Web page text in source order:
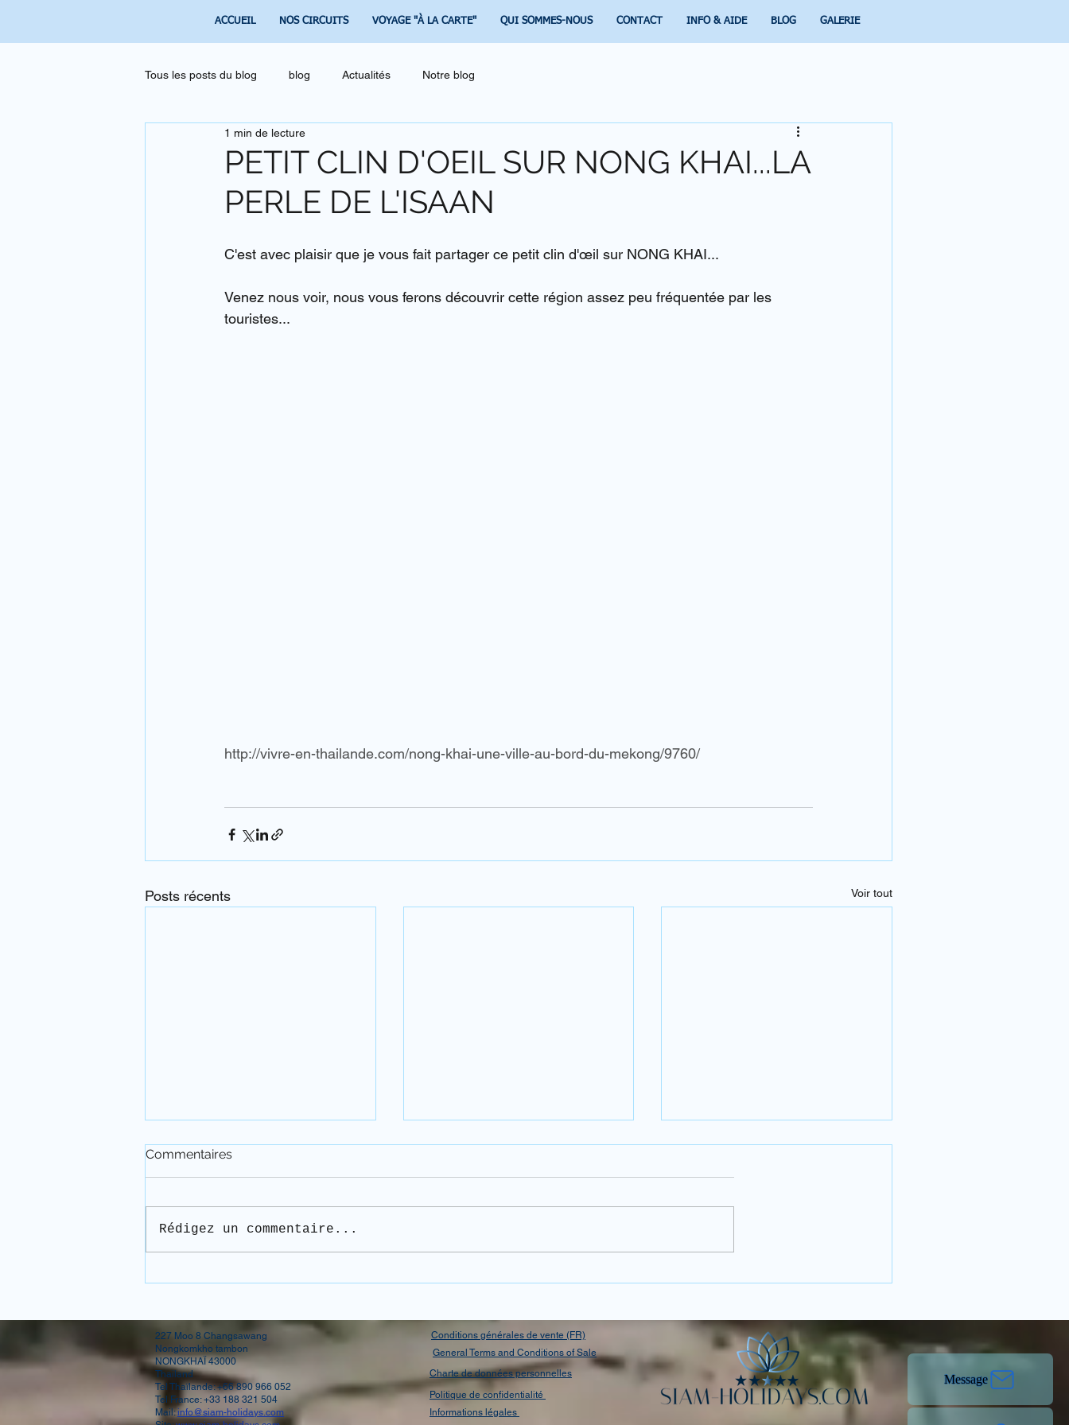
ACCUEIL NOS CIRCUITS VOYAGE "À LA CARTE" QUI SOMMES-NOUS CONTACT INFO & AIDE BLOG GALERIE
Tous les posts du blog blog Actualités Notre blog
PETIT CLIN D'OEIL SUR NONG KHAI...LA
PERLE DE L'ISAAN
1 min de lecture
C'est avec plaisir que je vous fait partager ce petit clin d'œil sur NONG KHAI...
Venez nous voir, nous vous ferons découvrir cette région assez peu fréquentée par les
touristes...
http://vivre-en-thailande.com/nong-khai-une-ville-au-bord-du-mekong/9760/
Posts récents Voir tout
inoubliable
Commentaires
Rédigez un commentaire...
Message
227 Moo 8 Changsawang
Nongkomkho tambon
NONGKHAÏ 43000
Thailand
Tel Thaïlande: +66 890 966 052
Tel France: +33 188 321 504
Mail: info@siam-holidays.com
Conditions générales de vente (FR)
Charte de données personnelles
Politique de confidentialité
Informations légales
General Terms and Conditions of Sale